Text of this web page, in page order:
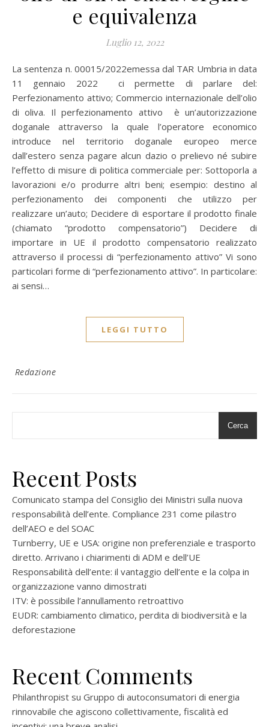
e equivalenza
Luglio 12, 2022
La sentenza n. 00015/2022emessa dal TAR Umbria in data
11 gennaio 2022 ci permette di parlare del:
Perfezionamento attivo; Commercio internazionale dell’olio
di oliva. Il perfezionamento attivo è un’autorizzazione
doganale attraverso la quale l’operatore economico
introduce nel territorio doganale europeo merce
dall’estero senza pagare alcun dazio o prelievo né subire
l’effetto di misure di politica commerciale per: Sottoporla a
lavorazioni e/o produrre altri beni; esempio: destino al
perfezionamento dei componenti che utilizzo per
realizzare un’auto; Decidere di esportare il prodotto finale
(chiamato “prodotto compensatorio”) Decidere di
importare in UE il prodotto compensatorio realizzato
attraverso il processi di “perfezionamento attivo” Vi sono
particolari forme di “perfezionamento attivo”. In particolare:
ai sensi…
LEGGI TUTTO
Redazione
Cerca
Recent Posts
Comunicato stampa del Consiglio dei Ministri sulla nuova
responsabilità dell’ente. Compliance 231 come pilastro
dell’AEO e del SOAC
Turnberry, UE e USA: origine non preferenziale e trasporto
diretto. Arrivano i chiarimenti di ADM e dell’UE
Responsabilità dell’ente: il vantaggio dell’ente e la colpa in
organizzazione vanno dimostrati
ITV: è possibile l’annullamento retroattivo
EUDR: cambiamento climatico, perdita di biodiversità e la
deforestazione
Recent Comments
Philanthropist su Gruppo di autoconsumatori di energia
rinnovabile che agiscono collettivamente, fiscalità ed